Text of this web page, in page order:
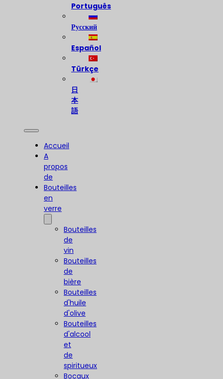
Português
Русский
Español
Türkçe
日
本
語
Accueil
A
propos
de
Bouteilles
en
verre
Bouteilles
de
vin
Bouteilles
de
bière
Bouteilles
d'huile
d'olive
Bouteilles
d'alcool
et
de
spiritueux
Bocaux